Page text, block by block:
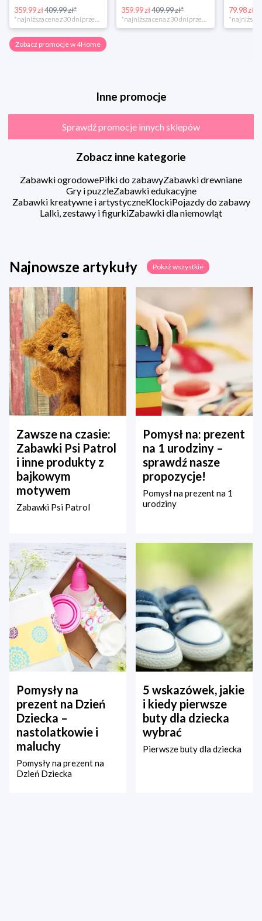
359.99 zł409.99 zł* 359.99 zł409.99 zł* 79.98 zł
Zobacz promocje w 4Home
Inne promocje
Sprawdź promocje innych sklepów
Zobacz inne kategorie
Zabawki ogrodowePiłki do zabawyZabawki drewniane
Gry i puzzleZabawki edukacyjne
Zabawki kreatywne i artystyczneKlockiPojazdy do zabawy
Lalki, zestawy i figurkiZabawki dla niemowląt
Najnowsze artykuły Pokaż wszystkie
Zawsze na czasie:
Zabawki Psi Patrol
i inne produkty z
bajkowym
motywem
Zabawki Psi Patrol
Pomysł na: prezent
na 1 urodziny –
sprawdź nasze
propozycje!
Pomysł na prezent na 1
urodziny
Pomysły na
prezent na Dzień
Dziecka –
nastolatkowie i
maluchy
Pomysły na prezent na
Dzień Dziecka
5 wskazówek, jakie
i kiedy pierwsze
buty dla dziecka
wybrać
Pierwsze buty dla dziecka